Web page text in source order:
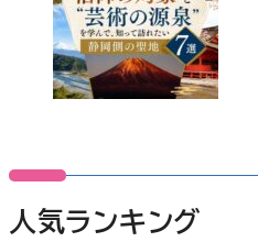
人気ランキング